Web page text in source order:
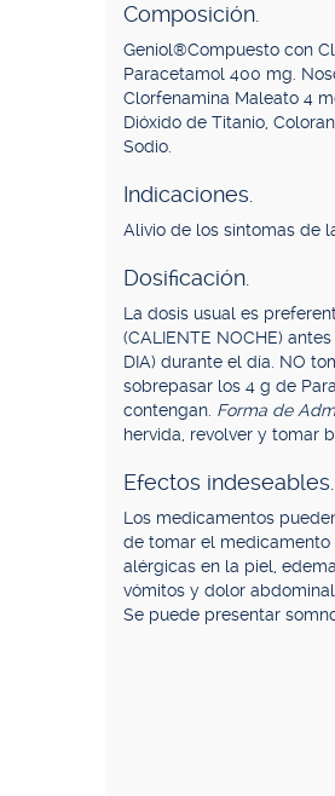
Composición.
Geniol®Compuesto con
Paracetamol 400 mg.
Clorfenamina Maleato 4
Dióxido de Titanio,
Sodio.
Indicaciones.
Alivio de los síntomas de
Dosificación.
La dosis usual es
(CALIENTE NOCHE)
DIA) durante el día. NO
sobrepasar los 4 g de
contengan. Forma de
hervida, revolver y tomar
Efectos indeseables.
Los medicamentos
de tomar el medicamento
alérgicas en la piel,
vómitos y dolor
Se puede presentar